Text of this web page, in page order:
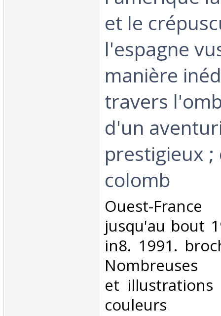
et le
l'espagne
manière
travers
d'un
prestigieux
colomb‎
‎Ouest-
jusqu'au bout
in8. 1991.
Nombreuses
et
couleurs‎